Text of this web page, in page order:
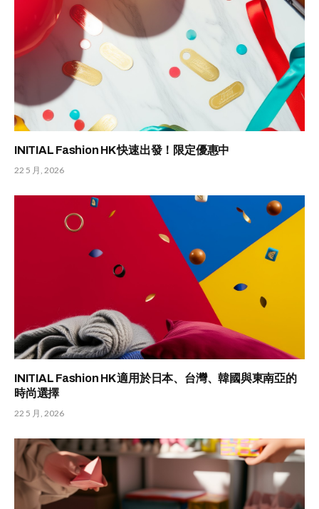
INITIAL Fashion HK 快速出發！限定優惠中
22 5 月, 2026
INITIAL Fashion HK 適用於日本、台灣、韓國與東南亞的
時尚選擇
22 5 月, 2026